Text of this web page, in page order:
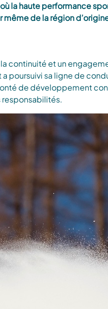
la haute performance
de la région
continuité et un
poursuivi sa ligne de
de développement
responsabilités.